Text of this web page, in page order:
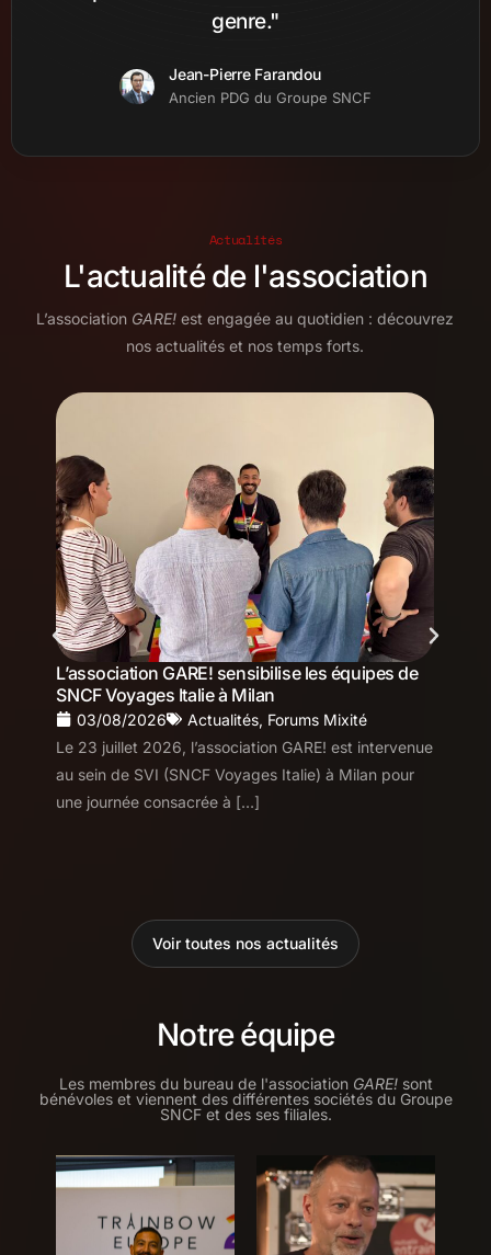
genre."
Jean-Pierre Farandou
Ancien PDG du Groupe SNCF
Actualités
L'actualité de l'association
L’association GARE! est engagée au quotidien : découvrez
nos actualités et nos temps forts.
L’association GARE! sensibilise les équipes de
SNCF Voyages Italie à Milan
03/08/2026 Actualités, Forums Mixité
Le 23 juillet 2026, l’association GARE! est intervenue
au sein de SVI (SNCF Voyages Italie) à Milan pour
une journée consacrée à […]
Voir toutes nos actualités
Notre équipe
Les membres du bureau de l'association GARE!sont
bénévoles et viennent des différentes sociétés du Groupe
SNCF et des ses filiales.